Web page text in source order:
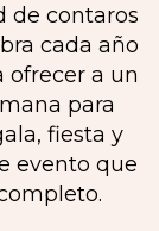
de contaros
cada año
ofrecer a un
para
fiesta y
evento que